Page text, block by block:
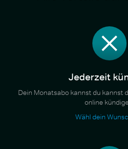
Jederzeit
Dein Monatsabo kannst du kannst
online
Wähl dein